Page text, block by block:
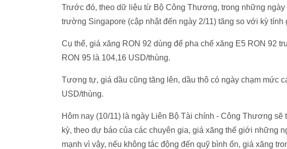
Trước đó, theo dữ liệu từ Bộ Công Thương, trong những ngày
trường Singapore (cập nhật đến ngày 2/11) tăng so với kỳ tính
Cụ thể, giá xăng RON 92 dùng để pha chế xăng E5 RON 92
RON 95 là 104,16 USD/thùng.
Tương tự, giá dầu cũng tăng lên, dầu thô có ngày chạm mức
USD/thùng.
Hôm nay (10/11) là ngày Liên Bộ Tài chính - Công Thương
kỳ, theo dự báo của các chuyên gia, giá xăng thế giới những
mạnh vì vậy, nếu không tác động đến quỹ bình ổn, giá xăng